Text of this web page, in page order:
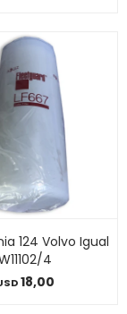
124 Volvo Igual
4
18,00